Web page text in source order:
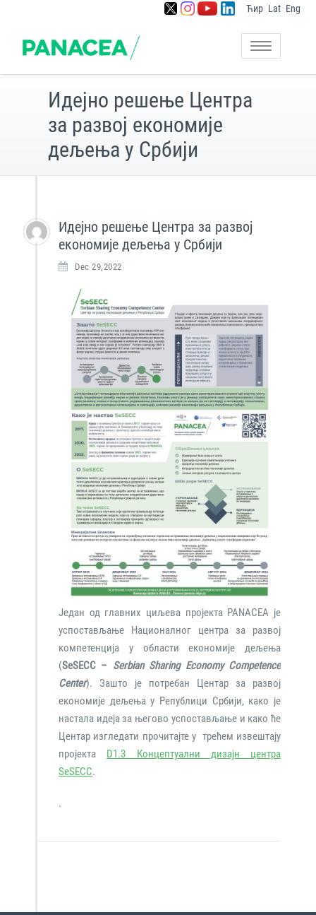
Eng
Lat
Ћир
Panacea
Постављање основа за
јачање капацитета
заједнице економије
дељења у Србији
Toggle
Идејно решење Центра
за развој економије
дељења у Србији
Идејно решење Центра за развој
економије дељења у Србији
Dec 29,2022
Један од главних циљева пројекта PANACEA је
успостављање Националног центра за развој
компетенција у области економије дељења
(SeSECC – Serbian Sharing Economy Competence
Center). Зашто је потребан Центар за развој
економије дељења у Републици Србији, како је
настала идеја за његово успостављање и како ће
Центар изгледати прочитајте у трећем извештају
пројекта D1.3 Концептуални дизајн центра
SeSECC.
.